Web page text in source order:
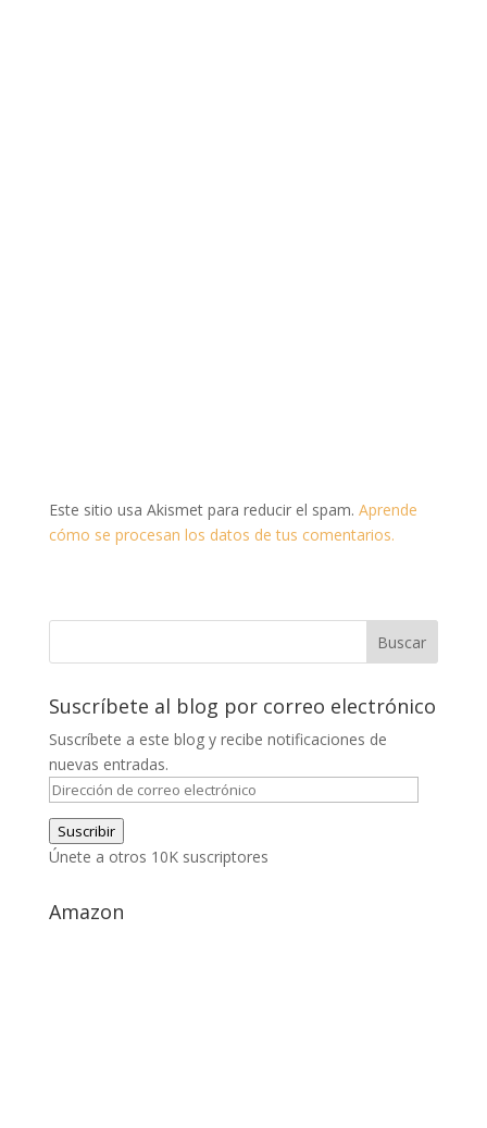
Este sitio usa Akismet para reducir el spam. Aprende
cómo se procesan los datos de tus comentarios.
Suscríbete al blog por correo electrónico
Suscríbete a este blog y recibe notificaciones de
nuevas entradas.
Dirección
de
correo
electrónico
Suscribir
Únete a otros 10K suscriptores
Amazon